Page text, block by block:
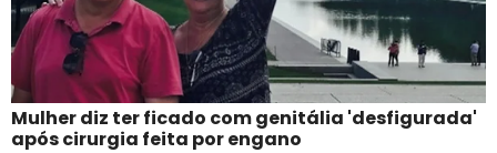
Mulher diz ter ficado com genitália 'desfigurada'
após cirurgia feita por engano